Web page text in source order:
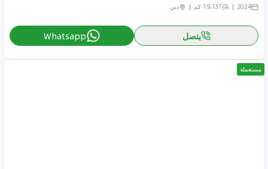
2024 19,137 كم دبي
يتصل Whatsapp
مستعملة